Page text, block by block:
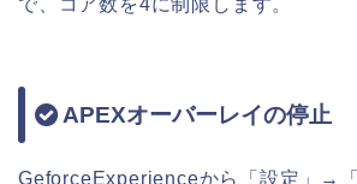
APEXオーバーレイの停止
GeforceExperienceから「設定」→